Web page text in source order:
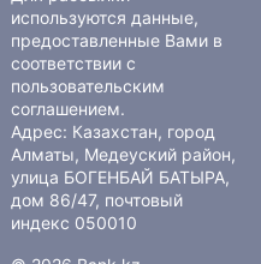
используются данные,
предоставленные Вами в
соответствии с
пользовательским
соглашением.
Адрес: Казахстан, город
Алматы, Медеуский район,
улица БОГЕНБАЙ БАТЫРА,
дом 86/47, почтовый
индекс 050010